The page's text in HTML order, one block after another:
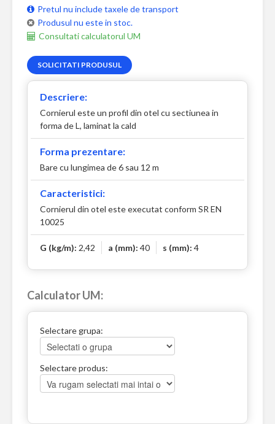
Pretul nu include taxele de transport
Produsul nu este in stoc.
Consultati calculatorul UM
SOLICITATI PRODUSUL
Descriere:
Cornierul este un profil din otel cu sectiunea in
forma de L, laminat la cald
Forma prezentare:
Bare cu lungimea de 6 sau 12 m
Caracteristici:
Cornierul din otel este executat conform SR EN
10025
G (kg/m): 2,42 a (mm): 40 s (mm): 4
Calculator UM:
Selectare grupa:
Selectare produs: